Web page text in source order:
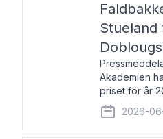
Stueland
Akademien
priset för år
Byggmästar,
Faldbakken
Prisbeloppet
2026-